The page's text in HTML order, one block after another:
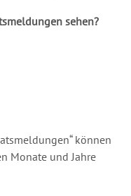
sehen?
können
Monate und Jahre